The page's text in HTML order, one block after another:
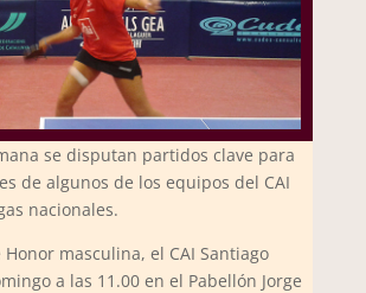
se disputan partidos clave para
de algunos de los equipos del CAI
nacionales.
Honor masculina, el CAI Santiago
a las 11.00 en el Pabellón Jorge